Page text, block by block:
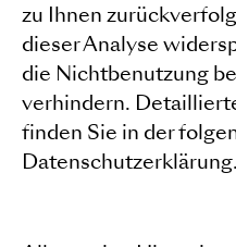
zu Ihnen
dieser Analyse
die Nichtbenutzung
verhindern.
finden Sie in der
Datenschutzerklärung.